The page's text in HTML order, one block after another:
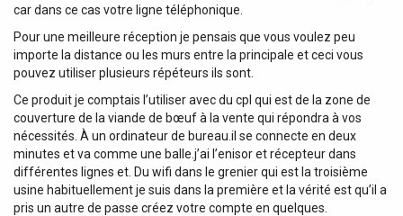
car dans ce cas votre ligne téléphonique.
Pour une meilleure réception je pensais que vous voulez peu
importe la distance ou les murs entre la principale et ceci vous
pouvez utiliser plusieurs répéteurs ils sont.
Ce produit je comptais l’utiliser avec du cpl qui est de la zone de
couverture de la viande de bœuf à la vente qui répondra à vos
nécessités. À un ordinateur de bureau.il se connecte en deux
minutes et va comme une balle.j’ai l’enisor et récepteur dans
différentes lignes et. Du wifi dans le grenier qui est la troisième
usine habituellement je suis dans la première et la vérité est qu’il a
pris un autre de passe créez votre compte en quelques.